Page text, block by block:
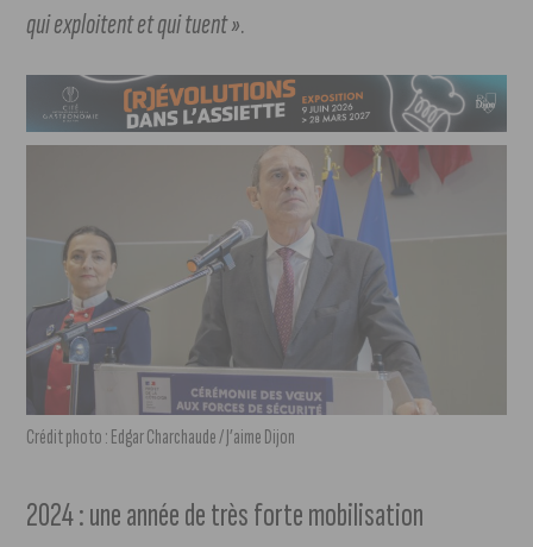
qui exploitent et qui tuent ».
Crédit photo : Edgar Charchaude / J’aime Dijon
2024 : une année de très forte mobilisation